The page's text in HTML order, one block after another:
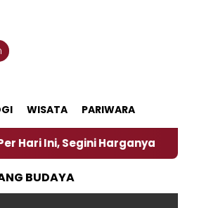
WISATA PARIWARA
Harganya ‎Nasirun
BUDAYA